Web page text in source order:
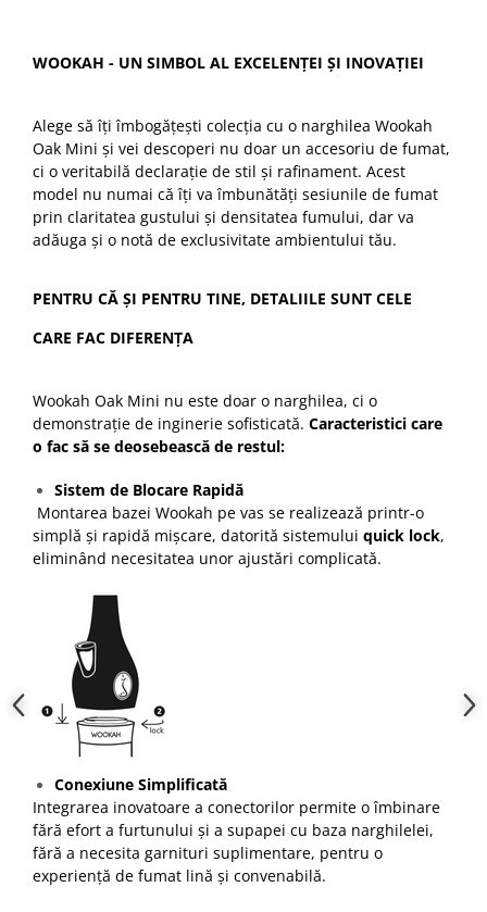
WOOKAH - UN SIMBOL AL EXCELENȚEI ȘI INOVAȚIEI
Alege să îți îmbogățești colecția cu o narghilea Wookah
Oak Mini și vei descoperi nu doar un accesoriu de fumat,
ci o veritabilă declarație de stil și rafinament. Acest
model nu numai că îți va îmbunătăți sesiunile de fumat
prin claritatea gustului și densitatea fumului, dar va
adăuga și o notă de exclusivitate ambientului tău.
PENTRU CĂ ȘI PENTRU TINE, DETALIILE SUNT CELE
CARE FAC DIFERENȚA
Wookah Oak Mini nu este doar o narghilea, ci o
demonstrație de inginerie sofisticată. Caracteristici care
o fac să se deosebească de restul:
Sistem de Blocare Rapidă
Montarea bazei Wookah pe vas se realizează printr-o
simplă și rapidă mișcare, datorită sistemului quick lock,
eliminând necesitatea unor ajustări complicată.
Conexiune Simplificată
Integrarea inovatoare a conectorilor permite o îmbinare
fără efort a furtunului și a supapei cu baza narghilelei,
fără a necesita garnituri suplimentare, pentru o
experiență de fumat lină și convenabilă.